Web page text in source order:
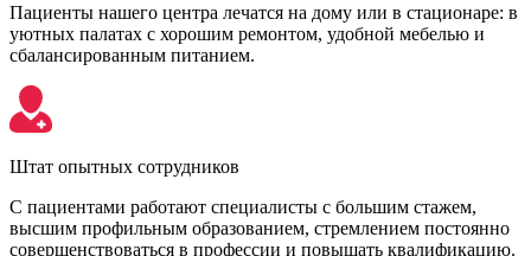
Пациенты нашего центра лечатся на дому или в стационаре: в
уютных палатах с хорошим ремонтом, удобной мебелью и
сбалансированным питанием.
Штат опытных сотрудников
С пациентами работают специалисты с большим стажем,
высшим профильным образованием, стремлением постоянно
совершенствоваться в профессии и повышать квалификацию.